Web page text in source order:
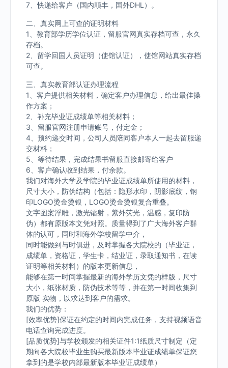
7、快递给客户（国内顺丰，国外DHL）。
二、真实网上可查的证明材料
1、教育部学历学位认证，留服官网真实存档可查，永久
存档。
2、留学回国人员证明（使馆认证），使馆网站真实存档
可查。
三、真实教育部认证办理流程
1、客户提供相关材料，确定客户办理信息，给出最佳操
作方案；
2、补充毕业证成绩单等相关材料；
3、留服官网注册申请账号，付定金；
4、预约递交时间，公司人员陪同客户本人一起去留服递
交材料；
5、等待结果，完成结果书留服直接邮寄给客户
6、客户确认收到结果，付余款。
我们对海外大学及学院的毕业证成绩单所使用的材料，
尺寸大小，防伪结构（包括：隐形水印，阴影底纹，钢
印LOGO烫金烫银，LOGO烫金烫银复合重叠。
文字图案浮雕，激光镭射，紫外荧光，温感，复印防
伪）都有原版本文凭对照。质量得到了广大海外客户群
体的认可，同时和海外学校留学中介，
同时能做到与时俱进，及时掌握各大院校的（毕业证，
成绩单，资格证，学生卡，结业证，录取通知书，在读
证明等相关材料）的版本更新信息，
能够在第一时间掌握最新的海外学历文凭的样版，尺寸
大小，纸张材质，防伪技术等等，并在第一时间收集到
原版 实物，以求达到客户的需求。
我们的优势：
[效率优势]保证在约定的时间内完成任务，支持视频语音
电话查询完成进度。
[品质优势]与学校颁发的相关证件1:1纸质尺寸制定（定
期向各大院校毕业生购买最新版本毕业证成绩单保证您
拿到的是学校内部最新版本毕业证成绩单）